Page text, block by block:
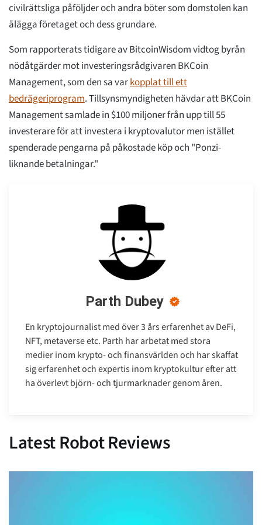
civilrättsliga påföljder och andra böter som domstolen kan
ålägga företaget och dess grundare.
Som rapporterats tidigare av BitcoinWisdom vidtog byrån
nödåtgärder mot investeringsrådgivaren BKCoin
Management, som den sa varkopplat till ett
bedrägeriprogram. Tillsynsmyndigheten hävdar att BKCoin
Management samlade in $100 miljoner från upp till 55
investerare för att investera i kryptovalutor men istället
spenderade pengarna på påkostade köp och "Ponzi-
liknande betalningar."
Parth Dubey
En kryptojournalist med över 3 års erfarenhet av DeFi,
NFT, metaverse etc. Parth har arbetat med stora
medier inom krypto- och finansvärlden och har skaffat
sig erfarenhet och expertis inom kryptokultur efter att
ha överlevt björn- och tjurmarknader genom åren.
Latest Robot Reviews